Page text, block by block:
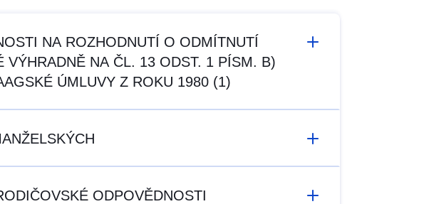
NA ROZHODNUTÍ O ODMÍTNUTÍ
VÝHRADNĚ NA ČL. 13 ODST. 1 PÍSM. B)
ÚMLUVY Z ROKU 1980 (1)
ODPOVĚDNOSTI